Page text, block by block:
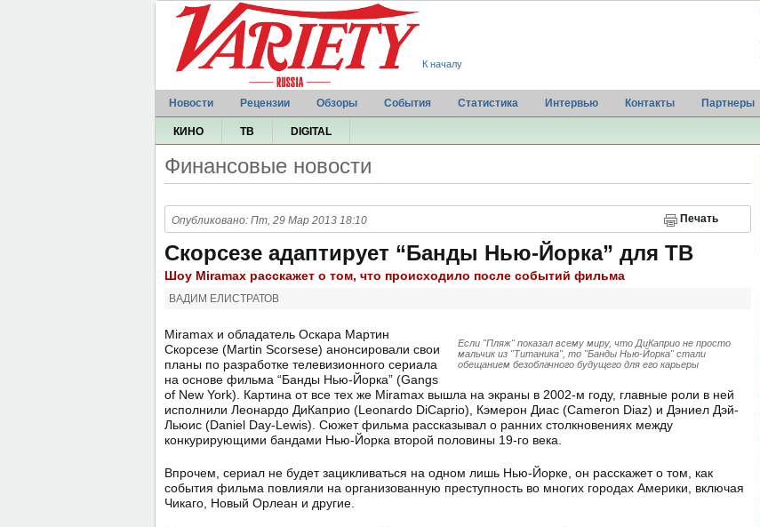
К началу
Новости Рецензии Обзоры События Статистика Интервью Контакты Партнеры
КИНО ТВ DIGITAL
Финансовые новости
Печать
Опубликовано: Пт, 29 Мар 2013 18:10
Скорсезе адаптирует “Банды Нью-Йорка” для ТВ
Шоу Miramax расскажет о том, что происходило после событий фильма
ВАДИМ ЕЛИСТРАТОВ
Если "Пляж" показал всему миру, что ДиКаприо не просто
мальчик из "Титаника", то "Банды Нью-Йорка" стали
обещанием безоблачного будущего для его карьеры
Miramax и обладатель Оскара Мартин
Скорсезе (Martin Scorsese) анонсировали свои
планы по разработке телевизионного сериала
на основе фильма “Банды Нью-Йорка” (Gangs
of New York). Картина от все тех же Miramax вышла на экраны в 2002-м году, главные роли в ней
исполнили Леонардо ДиКаприо (Leonardo DiCaprio), Кэмерон Диас (Cameron Diaz) и Дэниел Дэй-
Льюис (Daniel Day-Lewis). Сюжет фильма рассказывал о ранних столкновениях между
конкурирующими бандами Нью-Йорка второй половины 19-го века.
Впрочем, сериал не будет зацикливаться на одном лишь Нью-Йорке, он расскажет о том, как
события фильма повлияли на организованную преступность во многих городах Америки, включая
Чикаго, Новый Орлеан и другие.